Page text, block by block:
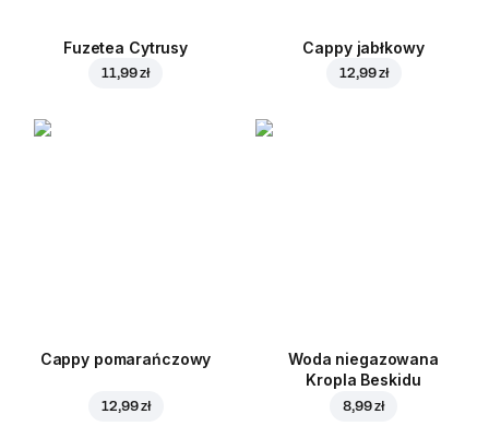
Fuzetea Cytrusy
11,99 zł
Cappy jabłkowy
12,99 zł
Cappy pomarańczowy
12,99 zł
Woda niegazowana
Kropla Beskidu
8,99 zł